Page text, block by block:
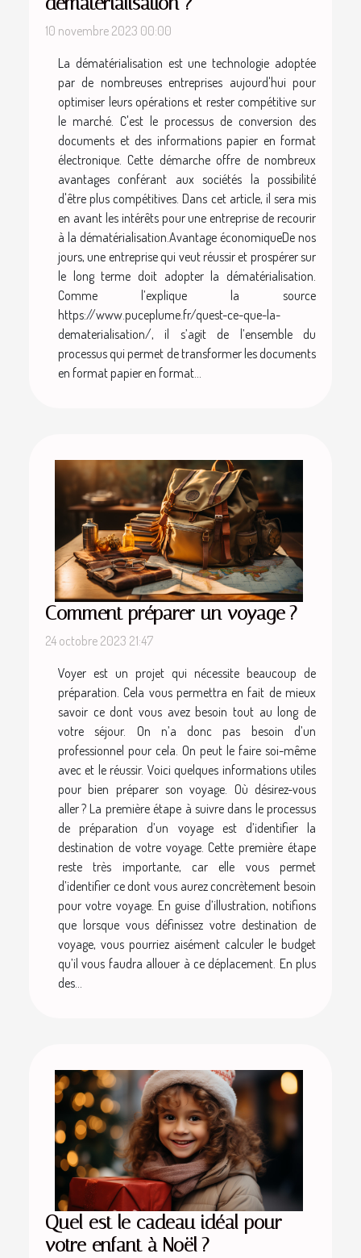
10 novembre 2023 00:00
La dématérialisation est une technologie adoptée
par de nombreuses entreprises aujourd'hui pour
optimiser leurs opérations et rester compétitive sur
le marché. C'est le processus de conversion des
documents et des informations papier en format
électronique. Cette démarche offre de nombreux
avantages conférant aux sociétés la possibilité
d'être plus compétitives. Dans cet article, il sera mis
en avant les intérêts pour une entreprise de recourir
à la dématérialisation.Avantage économiqueDe nos
jours, une entreprise qui veut réussir et prospérer sur
le long terme doit adopter la dématérialisation.
Comme l’explique la source
https://www.puceplume.fr/quest-ce-que-la-
dematerialisation/, il s’agit de l’ensemble du
processus qui permet de transformer les documents
en format papier en format...
Comment préparer un voyage ?
24 octobre 2023 21:47
Voyer est un projet qui nécessite beaucoup de
préparation. Cela vous permettra en fait de mieux
savoir ce dont vous avez besoin tout au long de
votre séjour. On n’a donc pas besoin d’un
professionnel pour cela. On peut le faire soi-même
avec et le réussir. Voici quelques informations utiles
pour bien préparer son voyage. Où désirez-vous
aller ? La première étape à suivre dans le processus
de préparation d’un voyage est d’identifier la
destination de votre voyage. Cette première étape
reste très importante, car elle vous permet
d’identifier ce dont vous aurez concrètement besoin
pour votre voyage. En guise d’illustration, notifions
que lorsque vous définissez votre destination de
voyage, vous pourriez aisément calculer le budget
qu’il vous faudra allouer à ce déplacement. En plus
des...
Quel est le cadeau idéal pour
votre enfant à Noël ?